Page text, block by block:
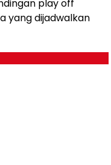
play off
yang dijadwalkan